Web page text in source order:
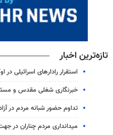
تازه‌ترین اخبار
استقرار رادارهای اسرائیلی در
خبرنگاری شغلی مقدس و
تداوم حضور شبانه مردم در
میدانداری مردم چناران در